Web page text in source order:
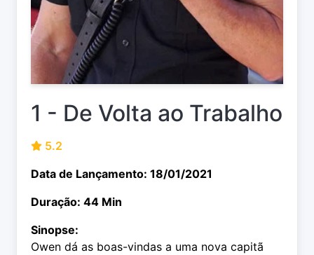
1 - De Volta ao Trabalho
5.2
Data de Lançamento: 18/01/2021
Duração: 44 Min
Sinopse:
Owen dá as boas-vindas a uma nova capitã